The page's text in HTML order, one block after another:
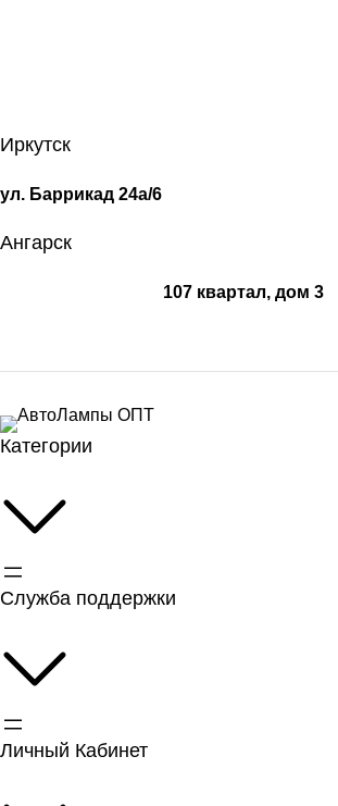
Иркутск
ул. Баррикад 24а/6
Ангарск
107 квартал, дом 3
Категории
Служба поддержки
Личный Кабинет